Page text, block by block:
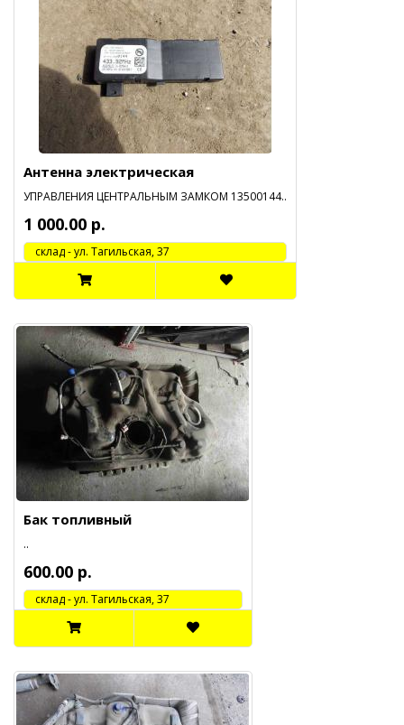
Антенна электрическая
УПРАВЛЕНИЯ ЦЕНТРАЛЬНЫМ ЗАМКОМ 13500144..
1 000.00 р.
cклад - ул. Тагильская, 37
Бак топливный
..
600.00 р.
cклад - ул. Тагильская, 37